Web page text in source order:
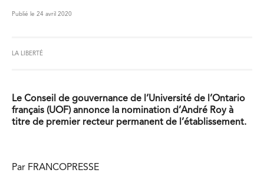
Publié le 24 avril 2020
LA LIBERTÉ
Le Conseil de gouvernance de l’Université de l’Ontario
français (UOF) annonce la nomination d’André Roy à
titre de premier recteur permanent de l’établissement.
Par FRANCOPRESSE